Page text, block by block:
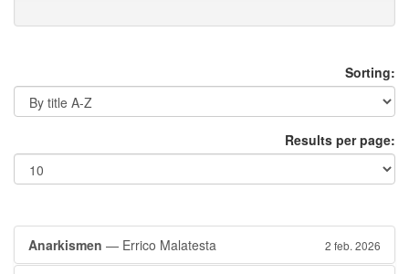
Sorting:
Results per page:
Anarkismen — Errico Malatesta 2 feb. 2026